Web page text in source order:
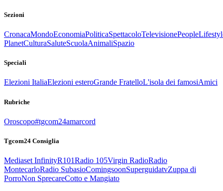
Sezioni
CronacaMondoEconomiaPoliticaSpettacoloTelevisionePeople
PlanetCulturaSaluteScuolaAnimaliSpazio
Speciali
Elezioni ItaliaElezioni esteroGrande FratelloL'isola dei famosiAmici
Rubriche
Oroscopo#tgcom24amarcord
Tgcom24 Consiglia
Mediaset InfinityR101Radio 105Virgin RadioRadio
MontecarloRadio SubasioComingsoonSuperguidatvZuppa di
PorroNon SprecareCotto e Mangiato